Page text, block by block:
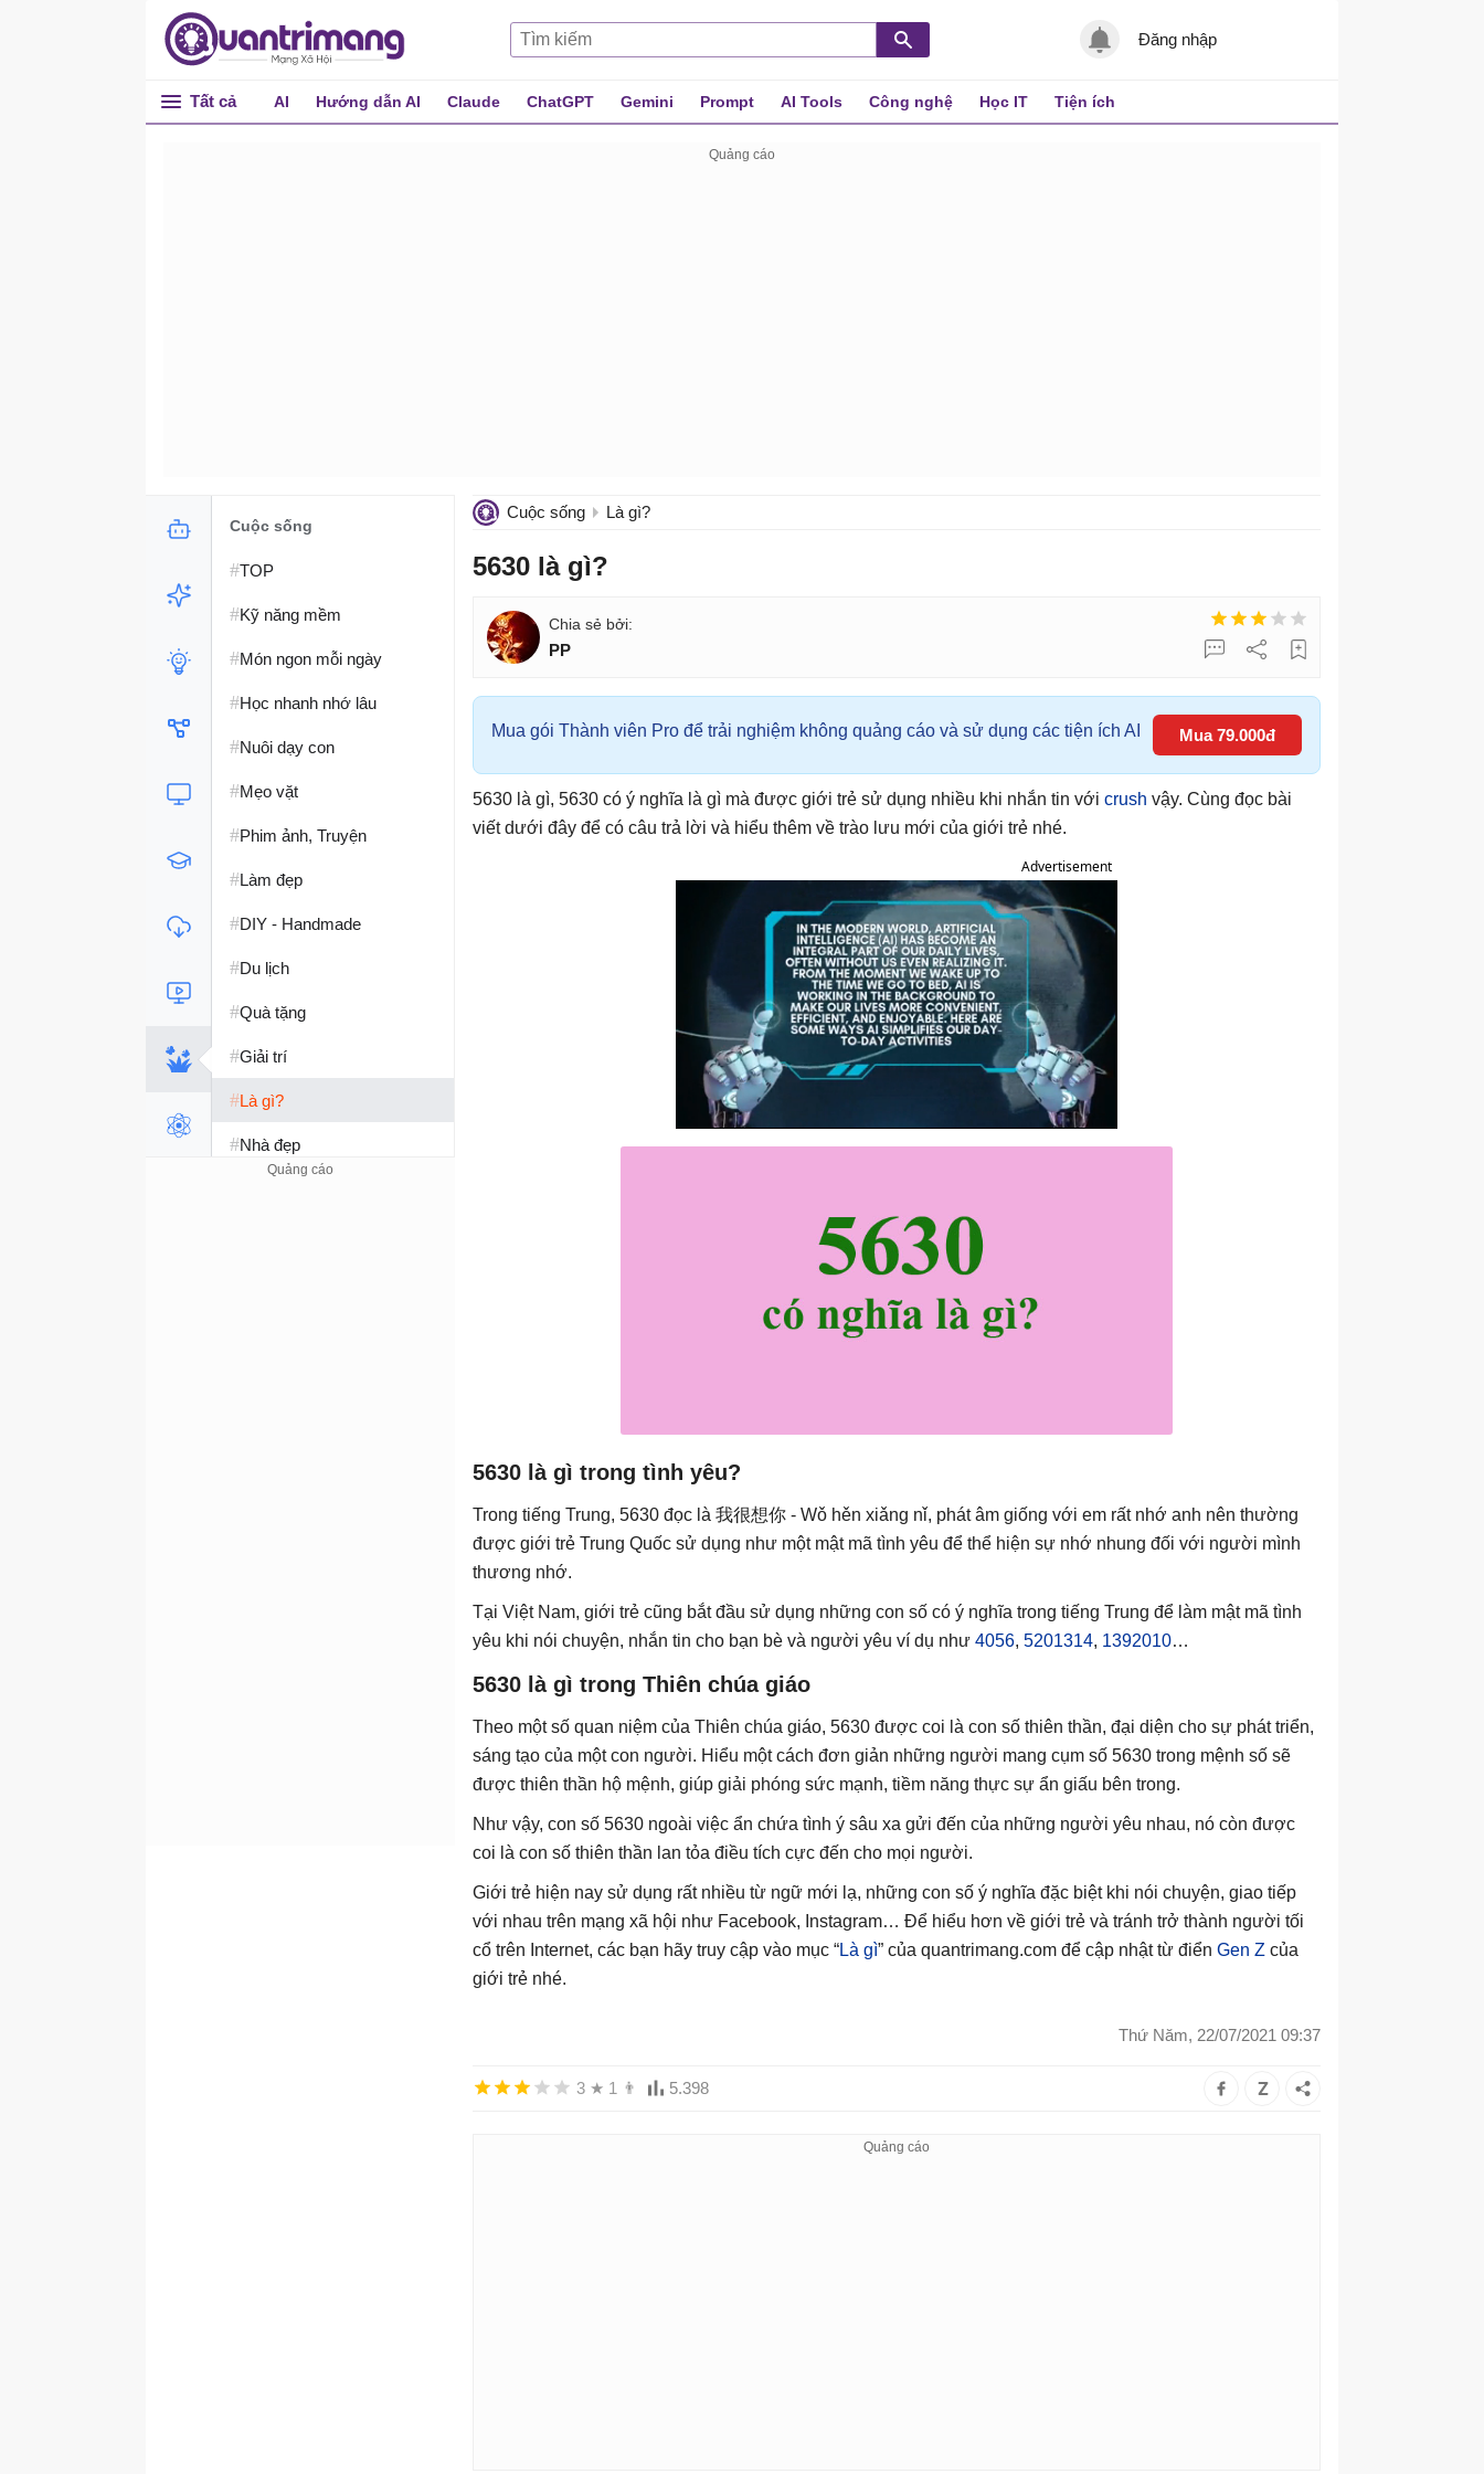
Đăng nhập
Tất cả AI Hướng dẫn AI Claude ChatGPT Gemini Prompt AI Tools Công nghệ Học IT Tiện ích
Cuộc sống Là gì?
5630 là gì?
PP
Mua gói Thành viên Pro để trải nghiệm không quảng cáo và sử dụng các tiện ích AI Mua 79.000đ
5630 là gì, 5630 có ý nghĩa là gì mà được giới trẻ sử dụng nhiều khi nhắn tin với crush vậy. Cùng đọc bài
viết dưới đây để có câu trả lời và hiểu thêm về trào lưu mới của giới trẻ nhé.
Advertisement
5630 là gì trong tình yêu?
Trong tiếng Trung, 5630 đọc là 我很想你 - Wǒ hěn xiǎng nǐ, phát âm giống với em rất nhớ anh nên thường
được giới trẻ Trung Quốc sử dụng như một mật mã tình yêu để thể hiện sự nhớ nhung đối với người mình
thương nhớ.
Tại Việt Nam, giới trẻ cũng bắt đầu sử dụng những con số có ý nghĩa trong tiếng Trung để làm mật mã tình
yêu khi nói chuyện, nhắn tin cho bạn bè và người yêu ví dụ như 4056, 5201314, 1392010…
5630 là gì trong Thiên chúa giáo
Theo một số quan niệm của Thiên chúa giáo, 5630 được coi là con số thiên thần, đại diện cho sự phát triển,
sáng tạo của một con người. Hiểu một cách đơn giản những người mang cụm số 5630 trong mệnh số sẽ
được thiên thần hộ mệnh, giúp giải phóng sức mạnh, tiềm năng thực sự ẩn giấu bên trong.
Như vậy, con số 5630 ngoài việc ẩn chứa tình ý sâu xa gửi đến của những người yêu nhau, nó còn được
coi là con số thiên thần lan tỏa điều tích cực đến cho mọi người.
Giới trẻ hiện nay sử dụng rất nhiều từ ngữ mới lạ, những con số ý nghĩa đặc biệt khi nói chuyện, giao tiếp
với nhau trên mạng xã hội như Facebook, Instagram… Để hiểu hơn về giới trẻ và tránh trở thành người tối
cổ trên Internet, các bạn hãy truy cập vào mục “Là gì” của quantrimang.com để cập nhật từ điển Gen Z của
giới trẻ nhé.
Thứ Năm, 22/07/2021 09:37
3 ★ 1 👨 5.398
Cuộc sống
#TOP
#Kỹ năng mềm
#Món ngon mỗi ngày
#Học nhanh nhớ lâu
#Nuôi dạy con
#Mẹo vặt
#Phim ảnh, Truyện
#Làm đẹp
#DIY - Handmade
#Du lịch
#Quà tặng
#Giải trí
#Là gì?
#Nhà đẹp